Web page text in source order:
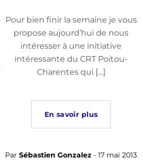
Pour bien finir la semaine je vous
propose aujourd’hui de nous
intéresser à une initiative
intéressante du CRT Poitou-
Charentes qui […]
En savoir plus
Par Sébastien Gonzalez - 17 mai 2013